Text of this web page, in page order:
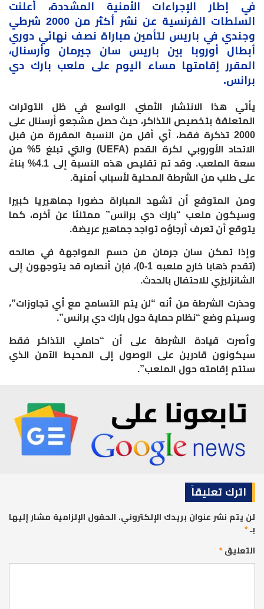
في إطار الإجراءات الأمنية المشددة، أعلنت
السلطات
الفرنسية عن نشر أكثر من 2000 شرطي
وجندي في باريس لتأمين مباراة نصف نهائي دوري
أبطال أوروبا بين باريس سان جيرمان وأرسنال،
المقرر
إقامتها
مساء اليوم على ملعب بارك دي
برانس.
يأتي هذا الانتشار الأمني الواسع في ظل التوترات
المتعلقة بتخصيص التذاكر، حيث حصل مشجعو أرسنال على
2000 تذكرة فقط، أي أقل من النسبة المقررة من قبل
الاتحاد الأوروبي لكرة القدم (UEFA) والتي تبلغ 5% من
سعة الملعب. وقد تم تقليص هذه النسبة إلى 4.1% بناءً
على طلب من الشرطة المحلية لأسباب أمنية.
ومن المتوقع أن تشهد المباراة حضورا جماهيريا كبيرا
وسيكون ملعب “بارك دي برانس” ممتلئا عن آخره، كما
يتوقع أن تعرف أرجاؤه تواجد جماهير عريضة.
وإذا تمكن سان جرمان من حسم المواجهة في صالحه
(تقدم ذهابا خارج ملعبه 1-0)، فإن أنصاره قد يتوجهون إلى
الشانزليزي للاحتفال بالحدث.
وحذرت الشرطة من أنه “لن يتم التسامح مع أي تجاوزات”،
وسيتم وضع “نظام حماية حول بارك دي برانس”.
وأصرت قيادة الشرطة على أن “حاملي التذاكر فقط
سيكونون قادرين على الوصول إلى المحيط الآمن الذي
ستتم إقامته حول الملعب”.
اترك تعليقاً
لن يتم نشر عنوان بريدك الإلكتروني. الحقول الإلزامية مشار إليها
بـ*
التعليق*